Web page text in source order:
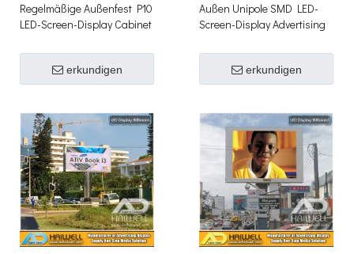
Regelmäßige Außenfest P10
LED-Screen-Display Cabinet
erkundigen
Außen Unipole SMD LED-
Screen-Display Advertising
erkundigen